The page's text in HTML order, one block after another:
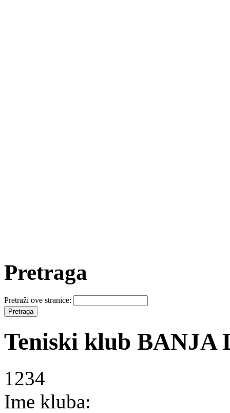
Pretraga
Pretraži ove stranice:
Teniski klub BANJA
1234
Ime kluba: